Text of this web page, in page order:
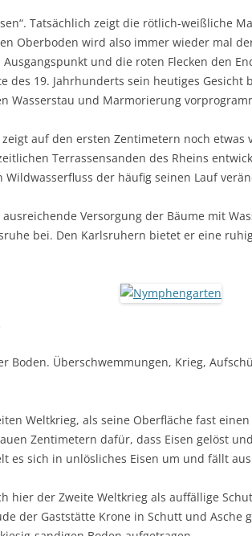
Tatsächlich zeigt die rötlich-weißliche
Oberboden wird also immer wieder mal
und die roten Flecken den
des 19. Jahrhunderts sein heutiges
Wasserstau und Marmorierung
auf den ersten Zentimetern noch etwas
Terrassensanden des Rheins
der häufig seinen Lauf
Versorgung der Bäume mit
bei. Den Karlsruhern bietet er eine
Boden. Überschwemmungen, Krieg,
Weltkrieg, als seine Oberfläche fast
Zenti­metern dafür, dass Eisen gelöst
es sich in un­lösliches Eisen um und fällt
hier der Zweite Weltkrieg als auffällige
der Gaststätte Krone in Schutt und